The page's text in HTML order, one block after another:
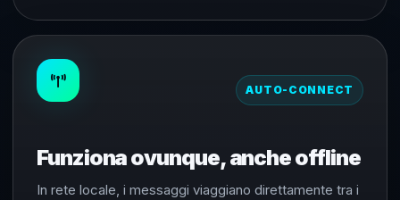
AUTO-CONNECT
Funziona ovunque, anche offline
In rete locale, i messaggi viaggiano direttamente tra i